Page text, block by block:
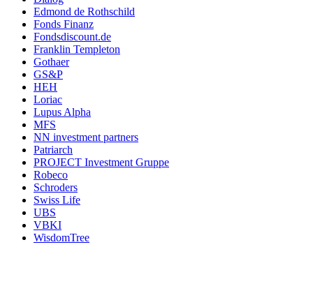
Edmond de Rothschild
Fonds Finanz
Fondsdiscount.de
Franklin Templeton
Gothaer
GS&P
HEH
Loriac
Lupus Alpha
MFS
NN investment partners
Patriarch
PROJECT Investment Gruppe
Robeco
Schroders
Swiss Life
UBS
VBKI
WisdomTree